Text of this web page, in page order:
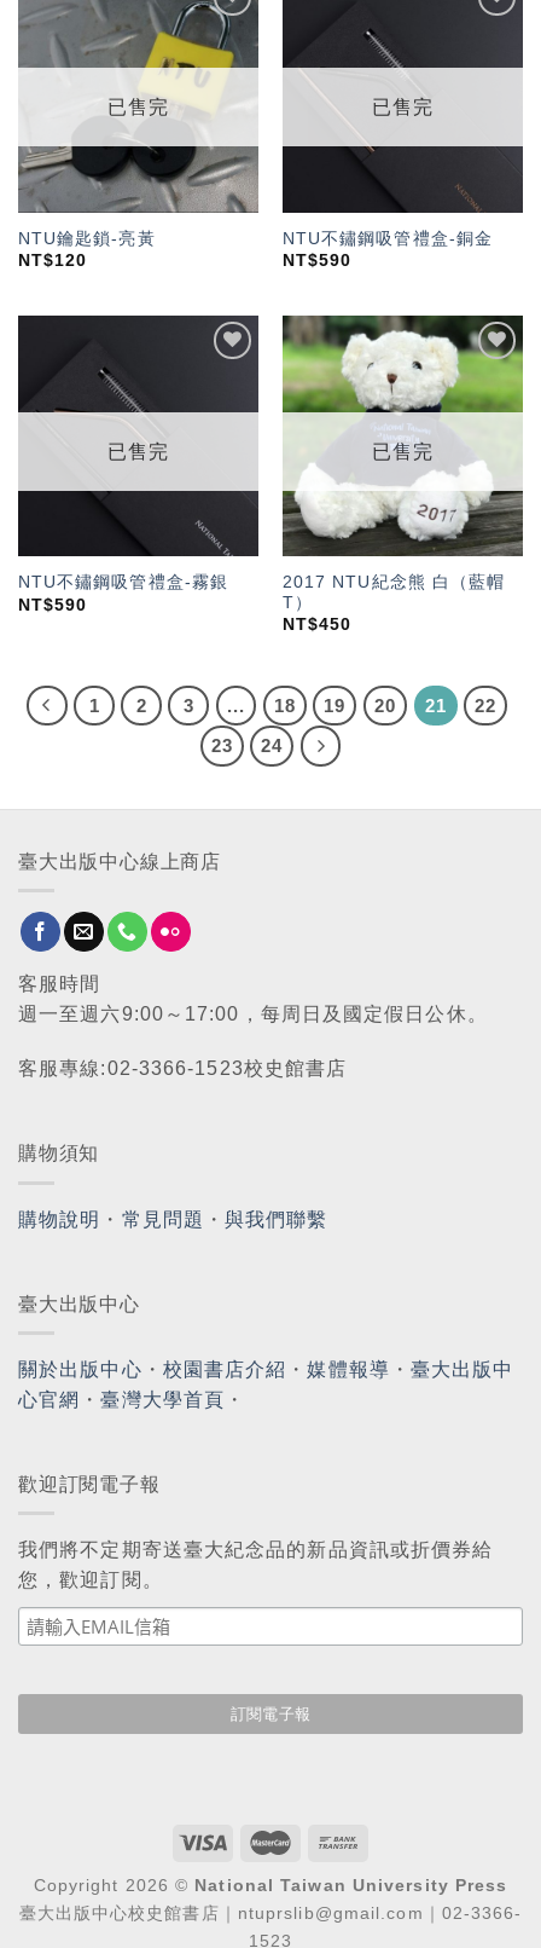
加入
「願
望輕
已售完
NTU鑰匙鎖-亮黃
NT$120
望輕
已售完
NTU不鏽鋼吸管禮盒-銅金
NT$590
望輕
已售完
NTU不鏽鋼吸管禮盒-霧銀
NT$590
「願
望輕
已售完
2017 NTU紀念熊 白（藍帽
T）
NT$450
1 2 3 ... 18 19 20 21
22
23
24
臺大出版中心線上商店
客服時間
週一至週六9:00～17:00，每周日及國定假日公休。
客服專線:02-3366-1523校史館書店
購物須知
購物說明 ・ 常見問題 ・與我們聯繫
臺大出版中心
關於出版中心 ・ 校園書店介紹 ・媒體報導 ・ 臺大出版中
心官網 ・臺灣大學首頁 ・
歡迎訂閱電子報
我們將不定期寄送臺大紀念品的新品資訊或折價券給
您，歡迎訂閱。
Copyright 2026 © National Taiwan University Press
臺大出版中心校史館書店｜ntuprslib@gmail.com｜02-3366-
1523